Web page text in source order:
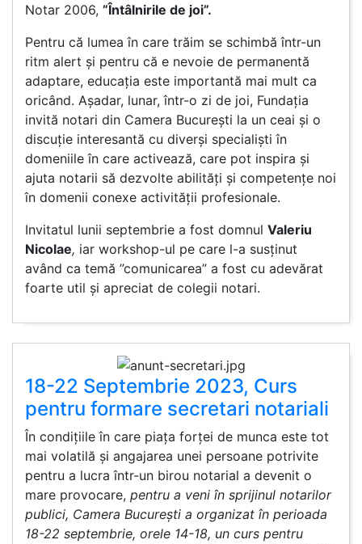
Notar 2006, ”Întâlnirile de joi”.
Pentru că lumea în care trăim se schimbă într-un
ritm alert și pentru că e nevoie de permanentă
adaptare, educația este importantă mai mult ca
oricând. Așadar, lunar, într-o zi de joi, Fundația
invită notari din Camera București la un ceai și o
discuție interesantă cu diverși specialiști în
domeniile în care activează, care pot inspira și
ajuta notarii să dezvolte abilități și competențe noi
în domenii conexe activității profesionale.
Invitatul lunii septembrie a fost domnul Valeriu
Nicolae, iar workshop-ul pe care l-a susținut
având ca temă ”comunicarea” a fost cu adevărat
foarte util și apreciat de colegii notari.
18-22 Septembrie 2023, Curs
pentru formare secretari notariali
În condițiile în care piața forței de munca este tot
mai volatilă și angajarea unei persoane potrivite
pentru a lucra într-un birou notarial a devenit o
mare provocare, pentru a veni în sprijinul notarilor
publici, Camera București a organizat în perioada
18-22 septembrie, orele 14-18, un curs pentru